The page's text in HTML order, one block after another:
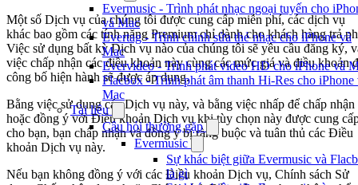
Evermusic - Trình phát nhạc ngoại tuyến cho
và Mac
Evertag - Trình chỉnh sửa thẻ nhạc cho iPhone và
Mac
Evervideo - Trình phát video HD cho iPhone và
Flacbox - Trình phát âm thanh Hi-Res cho iPhone
Mac
Tài liệu
Câu hỏi thường gặp
Evermusic
Sự khác biệt giữa Evermusic và
là gì
Một số Dịch vụ của chúng tôi được cung cấp miễn phí, các dịch vụ
khác bao gồm các tính năng Premium chỉ dành cho khách hàng trả
Việc sử dụng bất kỳ Dịch vụ nào của chúng tôi sẽ yêu cầu đăng ký,
việc chấp nhận các điều khoản này cùng các mức giá và điều khoản
công bố hiện hành sẽ được áp dụng.
Bằng việc sử dụng các Dịch vụ này, và bằng việc nhấp để chấp nhận
hoặc đồng ý với Điều khoản Dịch vụ khi tùy chọn này được cung
cho bạn, bạn chấp nhận và đồng ý bị ràng buộc và tuân thủ các Điều
khoản Dịch vụ này.
Nếu bạn không đồng ý với các Điều khoản Dịch vụ, Chính sách Sử